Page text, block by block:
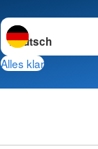
Sprache wechseln
Alles klar